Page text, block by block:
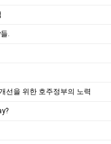
.
선을 위한 호주정부의 노력